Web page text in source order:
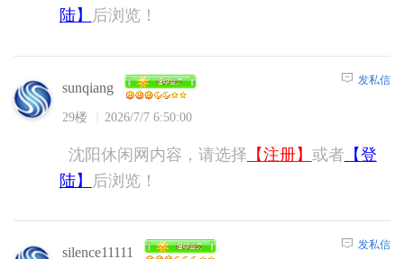
陆】
后浏览！
sunqiang
29楼 2026/7/7 6:50:00
发私信
沈阳休闲网内容，请选择 【注册】 或者 【登
陆】
后浏览！
silence11111 发私信